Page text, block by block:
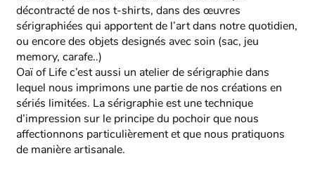
décontracté de nos t-shirts, dans des œuvres
sérigraphiées qui apportent de l’art dans notre quotidien,
ou encore des objets designés avec soin (sac, jeu
memory, carafe..)
Oaï of Life c’est aussi un atelier de sérigraphie dans
lequel nous imprimons une partie de nos créations en
sériés limitées. La sérigraphie est une technique
d’impression sur le principe du pochoir que nous
affectionnons particulièrement et que nous pratiquons
de manière artisanale.